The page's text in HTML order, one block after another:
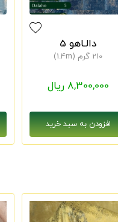
دالـاهو 5
210 گرم (1.4m)
8,300,000 ریال